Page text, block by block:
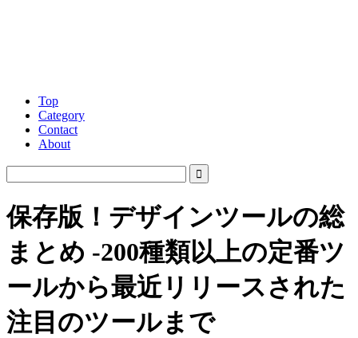
Top
Category
Contact
About
保存版！デザインツールの総
まとめ -200種類以上の定番ツ
ールから最近リリースされた
注目のツールまで